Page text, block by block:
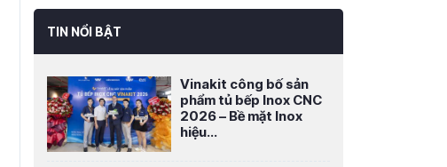
TIN NỔI BẬT
Vinakit công bố sản
phẩm tủ bếp Inox CNC
2026 – Bề mặt Inox
hiệu...